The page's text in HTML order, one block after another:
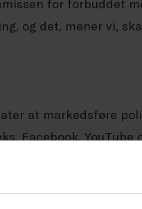
for forbuddet
og det, mener vi,
at markedsføre
Facebook, YouTube